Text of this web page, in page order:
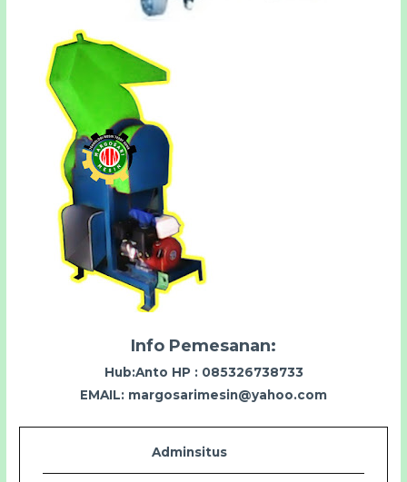
Info Pemesanan:
Hub:Anto HP : 085326738733
EMAIL: margosarimesin@yahoo.com
Adminsitus